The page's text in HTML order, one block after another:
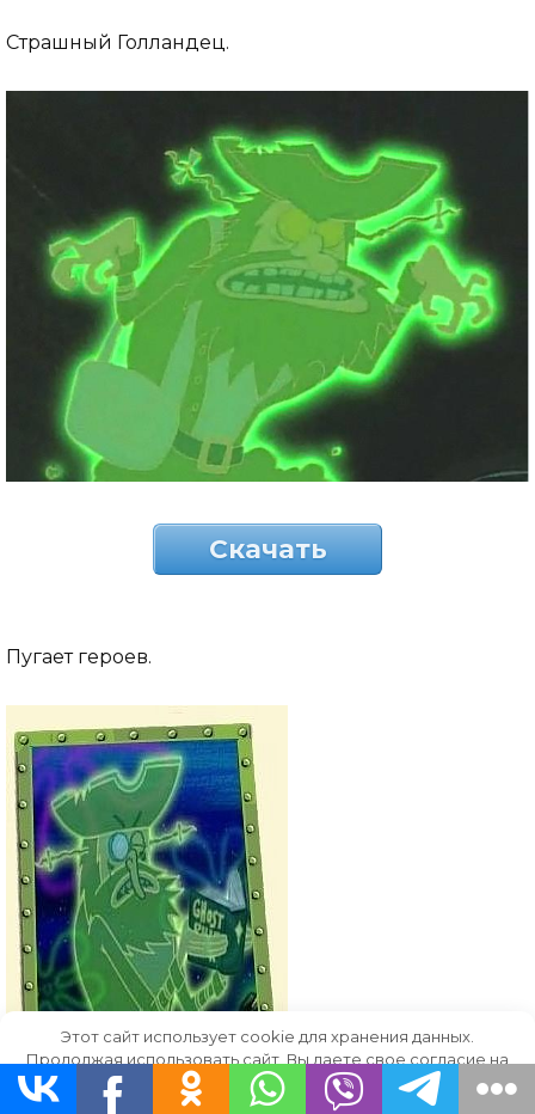
Страшный Голландец.
Скачать
Пугает героев.
Этот сайт использует cookie для хранения данных.
Продолжая использовать сайт, Вы даете свое согласие на
работу с этими файлами.
OK